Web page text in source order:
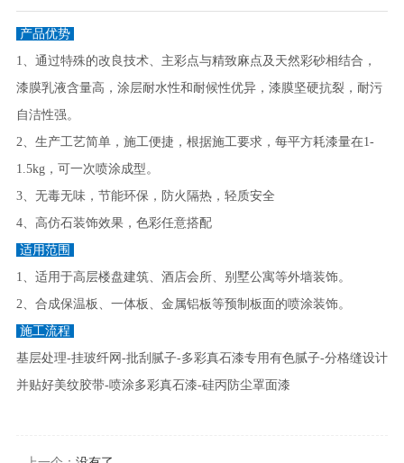
产品优势
1、通过特殊的改良技术、主彩点与精致麻点及天然彩砂相结合，
漆膜乳液含量高，涂层耐水性和耐候性优异，漆膜坚硬抗裂，耐污
自洁性强。
2、生产工艺简单，施工便捷，根据施工要求，每平方耗漆量在1-
1.5kg，可一次喷涂成型。
3、无毒无味，节能环保，防火隔热，轻质安全
4、高仿石装饰效果，色彩任意搭配
适用范围
1、适用于高层楼盘建筑、酒店会所、别墅公寓等外墙装饰。
2、合成保温板、一体板、金属铝板等预制板面的喷涂装饰。
施工流程
基层处理-挂玻纤网-批刮腻子-多彩真石漆专用有色腻子-分格缝设计
并贴好美纹胶带-喷涂多彩真石漆-硅丙防尘罩面漆